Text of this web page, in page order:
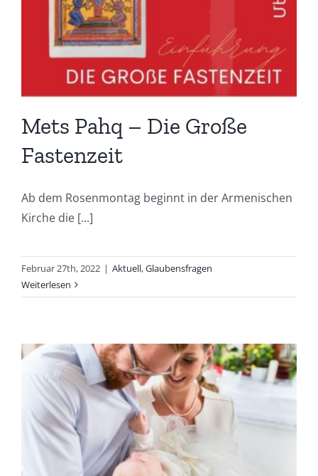
Mets Pahq – Die Große
Fastenzeit
Ab dem Rosenmontag beginnt in der Armenischen
Kirche die [...]
Februar 27th, 2022 | Aktuell,Glaubensfragen
Weiterlesen